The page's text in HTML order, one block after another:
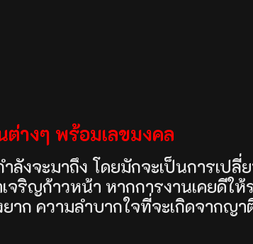
ต่างๆ พร้อมเลขมงคล
ลังจะมาถึง โดยมักจะเป็นการเปลี่
ริญก้าวหน้า หากการงานเคยดีให้
าก ความลำบากใจที่จะเกิดจากญ